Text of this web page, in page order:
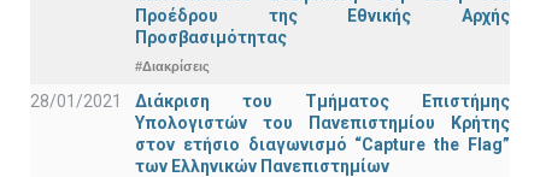
Προέδρου της Εθνικής Αρχής
Προσβασιμότητας
#Διακρίσεις
28/01/2021
Διάκριση του Τμήματος Επιστήμης
Υπολογιστών του Πανεπιστημίου Κρήτης
στον ετήσιο διαγωνισμό “Capture the Flag”
των Ελληνικών Πανεπιστημίων